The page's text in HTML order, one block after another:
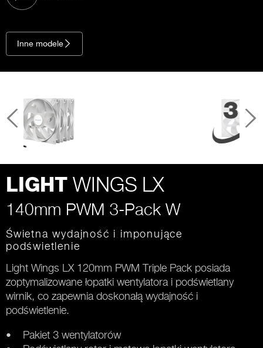
Inne modele
LIGHT WINGS LX
140mm PWM 3-Pack W
Świetna wydajność i imponujące
podświetlenie
Light Wings LX 120mm PWM Triple Pack posiada
zoptymalizowane łopatki wentylatora i podświetlany
wirnik, co zapewnia doskonałą wydajność i
podświetlenie.
• Pakiet 3 wentylatorów